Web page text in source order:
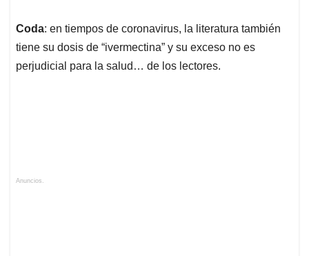
Coda: en tiempos de coronavirus, la literatura también
tiene su dosis de “ivermectina” y su exceso no es
perjudicial para la salud… de los lectores.
Anuncios.